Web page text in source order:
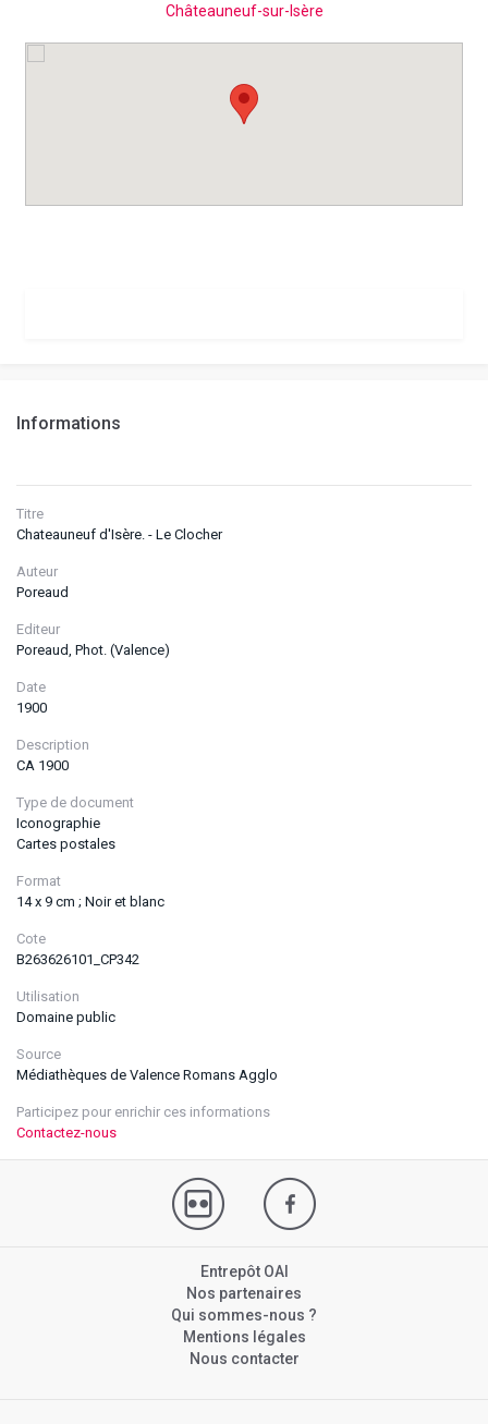
Informations
Titre
Chateauneuf d'Isère. - Le Clocher
Auteur
Poreaud
Editeur
Poreaud, Phot. (Valence)
Date
1900
Description
CA 1900
Type de document
Iconographie
Cartes postales
Format
14 x 9 cm ; Noir et blanc
Cote
B263626101_CP342
Utilisation
Domaine public
Source
Médiathèques de Valence Romans Agglo
Participez pour enrichir ces informations
Contactez-nous
Châteauneuf-sur-Isère
Entrepôt OAI
Nos partenaires
Qui sommes-nous ?
Mentions légales
Nous contacter